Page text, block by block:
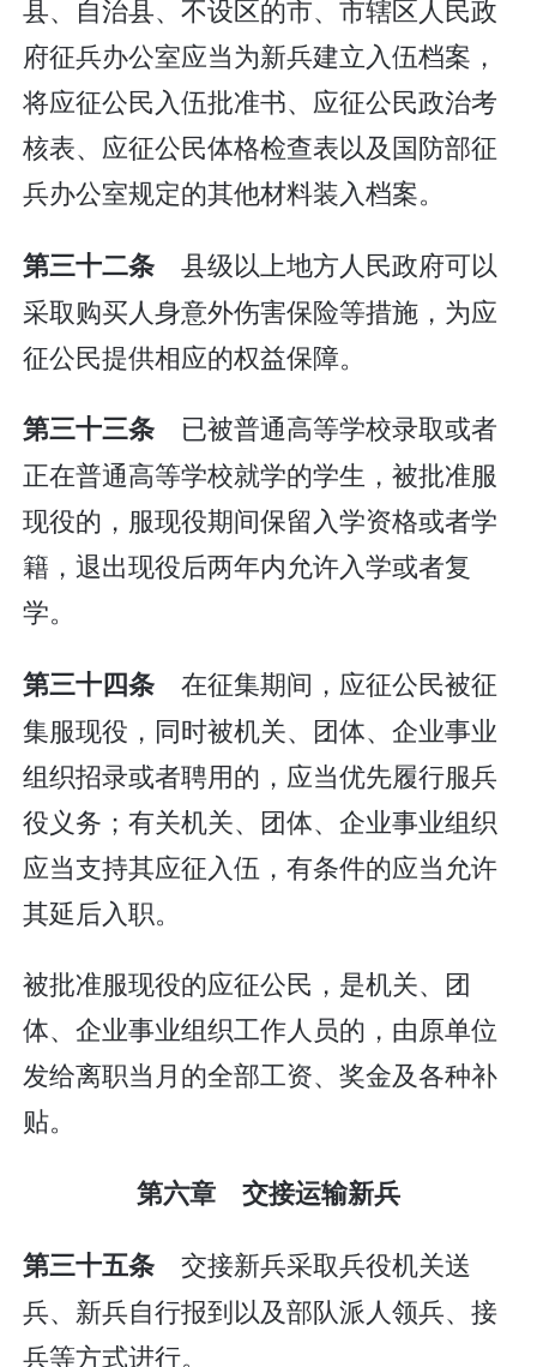
县、自治县、不设区的市、市辖区人民政
府征兵办公室应当为新兵建立入伍档案，
将应征公民入伍批准书、应征公民政治考
核表、应征公民体格检查表以及国防部征
兵办公室规定的其他材料装入档案。
第三十二条 县级以上地方人民政府可以
采取购买人身意外伤害保险等措施，为应
征公民提供相应的权益保障。
第三十三条 已被普通高等学校录取或者
正在普通高等学校就学的学生，被批准服
现役的，服现役期间保留入学资格或者学
籍，退出现役后两年内允许入学或者复
学。
第三十四条 在征集期间，应征公民被征
集服现役，同时被机关、团体、企业事业
组织招录或者聘用的，应当优先履行服兵
役义务；有关机关、团体、企业事业组织
应当支持其应征入伍，有条件的应当允许
其延后入职。
被批准服现役的应征公民，是机关、团
体、企业事业组织工作人员的，由原单位
发给离职当月的全部工资、奖金及各种补
贴。
第六章 交接运输新兵
第三十五条 交接新兵采取兵役机关送
兵、新兵自行报到以及部队派人领兵、接
兵等方式进行。